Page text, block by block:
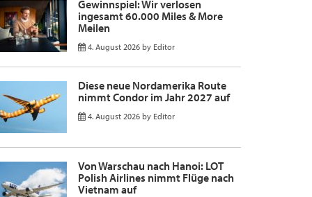
Gewinnspiel: Wir verlosen
ingesamt 60.000 Miles & More
Meilen
4. August 2026 by Editor
Diese neue Nordamerika Route
nimmt Condor im Jahr 2027 auf
4. August 2026 by Editor
Von Warschau nach Hanoi: LOT
Polish Airlines nimmt Flüge nach
Vietnam auf